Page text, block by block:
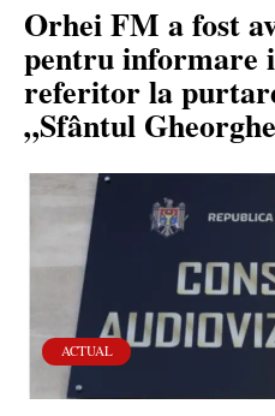
Orhei FM a fost
pentru informare
referitor la
„Sfântul
ACTUAL